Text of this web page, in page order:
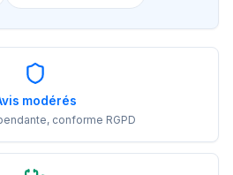
modérés
conforme RGPD